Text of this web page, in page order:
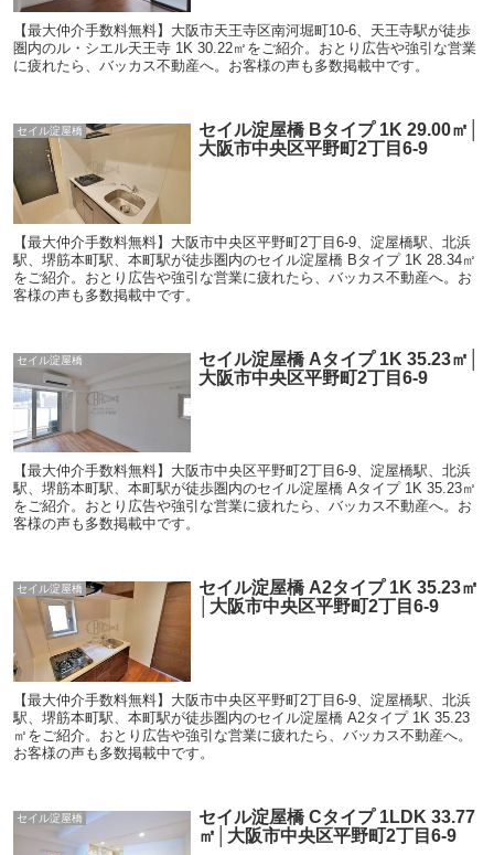
【最大仲介手数料無料】大阪市天王寺区南河堀町10-6、天王寺駅が徒歩
圏内のル・シエル天王寺 1K 30.22㎡をご紹介。おとり広告や強引な営業
に疲れたら、バッカス不動産へ。お客様の声も多数掲載中です。
セイル淀屋橋
セイル淀屋橋 Bタイプ 1K 29.00㎡│
大阪市中央区平野町2丁目6-9
【最大仲介手数料無料】大阪市中央区平野町2丁目6-9、淀屋橋駅、北浜
駅、堺筋本町駅、本町駅が徒歩圏内のセイル淀屋橋 Bタイプ 1K 28.34㎡
をご紹介。おとり広告や強引な営業に疲れたら、バッカス不動産へ。お
客様の声も多数掲載中です。
セイル淀屋橋
セイル淀屋橋 Aタイプ 1K 35.23㎡│
大阪市中央区平野町2丁目6-9
【最大仲介手数料無料】大阪市中央区平野町2丁目6-9、淀屋橋駅、北浜
駅、堺筋本町駅、本町駅が徒歩圏内のセイル淀屋橋 Aタイプ 1K 35.23㎡
をご紹介。おとり広告や強引な営業に疲れたら、バッカス不動産へ。お
客様の声も多数掲載中です。
セイル淀屋橋
セイル淀屋橋 A2タイプ 1K 35.23㎡
│大阪市中央区平野町2丁目6-9
【最大仲介手数料無料】大阪市中央区平野町2丁目6-9、淀屋橋駅、北浜
駅、堺筋本町駅、本町駅が徒歩圏内のセイル淀屋橋 A2タイプ 1K 35.23
㎡をご紹介。おとり広告や強引な営業に疲れたら、バッカス不動産へ。
お客様の声も多数掲載中です。
セイル淀屋橋
セイル淀屋橋 Cタイプ 1LDK 33.77
㎡│大阪市中央区平野町2丁目6-9